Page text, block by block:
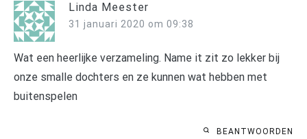
Linda Meester
31 januari 2020 om 09:38
Wat een heerlijke verzameling. Name it zit zo lekker bij
onze smalle dochters en ze kunnen wat hebben met
buitenspelen
BEANTWOORDEN